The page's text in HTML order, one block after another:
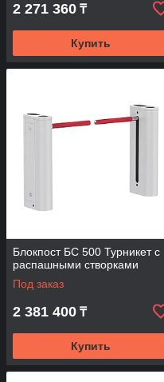
2 271 360 ₸
Купить
Блокпост БС 500 Турникет с
распашными створками
Под заказ
2 381 400 ₸
Купить